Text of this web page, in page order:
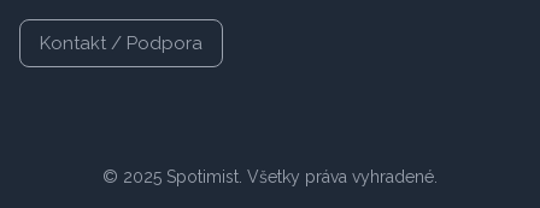
Kontakt / Podpora
© 2025 Spotimist. Všetky práva vyhradené.